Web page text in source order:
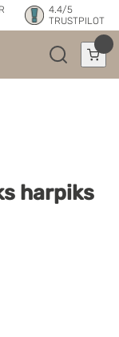
4.4/5
TRUSTPILOT
harpiks